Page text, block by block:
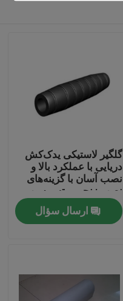
گلگیر لاستیکی یدک‌کش
دریایی با عملکرد بالا و
نصب آسان با گزینه‌های
نصب زنجیر و تسمه وب
ارسال سؤال